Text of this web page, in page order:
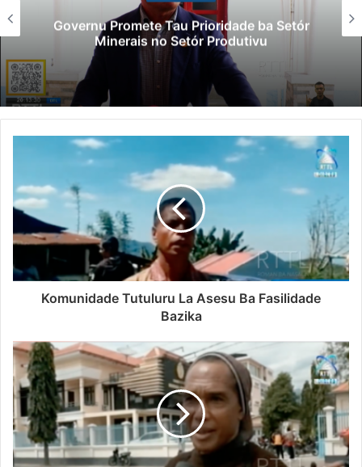
Governu Promete Tau Prioridade ba Setór
Minerais no Setór Produtivu
Komunidade Tutuluru La Asesu Ba Fasilidade
Bazika